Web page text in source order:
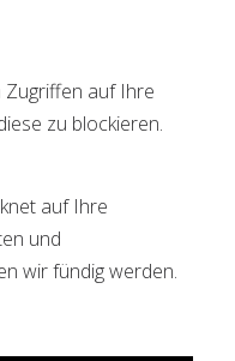
Zugriffen auf Ihre
zu blockieren.
auf Ihre
und
wir fündig werden.